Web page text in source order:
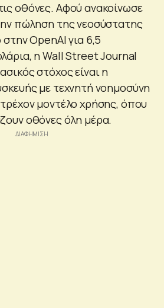
οθόνες. Αφού ανακοίνωσε
πώληση της νεοσύστατης
OpenAI για 6,5
η Wall Street Journal
στόχος είναι η
με τεχνητή νοημοσύνη
μοντέλο χρήσης, όπου
οθόνες όλη μέρα.